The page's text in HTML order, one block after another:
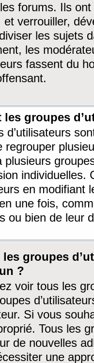
forums. Ils ont
et verrouiller,
les sujets
les
fassent du
les groupes
d’utilisateurs
regrouper
plusieurs
individuelles.
en modifiant
une fois,
ou bien de leur
les groupes
?
voir tous les
Si vous
Tous les
de nouvelles
une